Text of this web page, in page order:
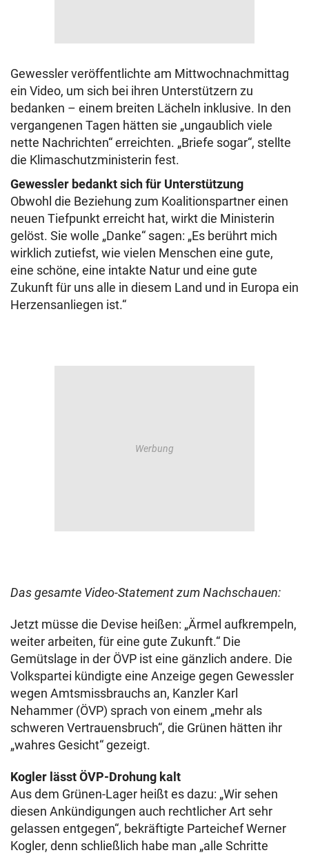
Gewessler veröffentlichte am Mittwochnachmittag
ein Video, um sich bei ihren Unterstützern zu
bedanken – einem breiten Lächeln inklusive. In den
vergangenen Tagen hätten sie „ungaublich viele
nette Nachrichten“ erreichten. „Briefe sogar“, stellte
die Klimaschutzministerin fest.
Gewessler bedankt sich für Unterstützung
Obwohl die Beziehung zum Koalitionspartner einen
neuen Tiefpunkt erreicht hat, wirkt die Ministerin
gelöst. Sie wolle „Danke“ sagen: „Es berührt mich
wirklich zutiefst, wie vielen Menschen eine gute,
eine schöne, eine intakte Natur und eine gute
Zukunft für uns alle in diesem Land und in Europa ein
Herzensanliegen ist.“
Das gesamte Video-Statement zum Nachschauen:
Jetzt müsse die Devise heißen: „Ärmel aufkrempeln,
weiter arbeiten, für eine gute Zukunft.“ Die
Gemütslage in der ÖVP ist eine gänzlich andere. Die
Volkspartei kündigte eine Anzeige gegen Gewessler
wegen Amtsmissbrauchs an, Kanzler Karl
Nehammer (ÖVP) sprach von einem „mehr als
schweren Vertrauensbruch“, die Grünen hätten ihr
„wahres Gesicht“ gezeigt.
Kogler lässt ÖVP-Drohung kalt
Aus dem Grünen-Lager heißt es dazu: „Wir sehen
diesen Ankündigungen auch rechtlicher Art sehr
gelassen entgegen“, bekräftigte Parteichef Werner
Kogler, denn schließlich habe man „alle Schritte